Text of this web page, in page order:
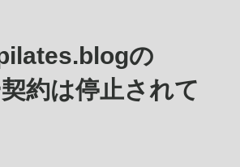
の
約は停止されて